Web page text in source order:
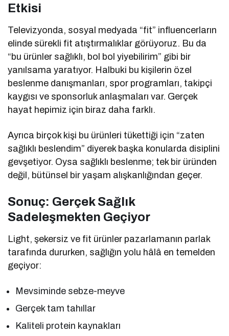
Etkisi
Televizyonda, sosyal medyada “fit” influencerların
elinde sürekli fit atıştırmalıklar görüyoruz. Bu da
“bu ürünler sağlıklı, bol bol yiyebilirim” gibi bir
yanılsama yaratıyor. Halbuki bu kişilerin özel
beslenme danışmanları, spor programları, takipçi
kaygısı ve sponsorluk anlaşmaları var. Gerçek
hayat hepimiz için biraz daha farklı.
Ayrıca birçok kişi bu ürünleri tükettiği için “zaten
sağlıklı beslendim” diyerek başka konularda disiplini
gevşetiyor. Oysa sağlıklı beslenme; tek bir üründen
değil, bütünsel bir yaşam alışkanlığından geçer.
Sonuç: Gerçek Sağlık
Sadeleşmekten Geçiyor
Light, şekersiz ve fit ürünler pazarlamanın parlak
tarafında dururken, sağlığın yolu hâlâ en temelden
geçiyor:
Mevsiminde sebze-meyve
Gerçek tam tahıllar
Kaliteli protein kaynakları